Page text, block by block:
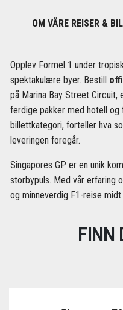
OM VÅRE REISER &
Opplev Formel 1 under
spektakulære byer. Bestill
på Marina Bay Street
ferdige pakker med hotell
billettkategori, forteller hva
leveringen foregår.
Singapores GP er en unik
storbypuls. Med vår erfaring
og minneverdig F1-reise